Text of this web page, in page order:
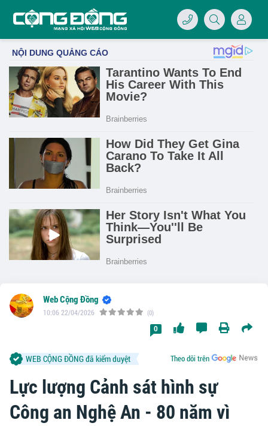
Lực lượng Cảnh sát hình sự
Công an Nghệ An - 80 năm vì
Web Cộng Đồng
10:06 22/04/2026 (0)
0
Theo dõi trên
WEB CỘNG ĐỒNG đã kiểm duyệt
07/LOGO-